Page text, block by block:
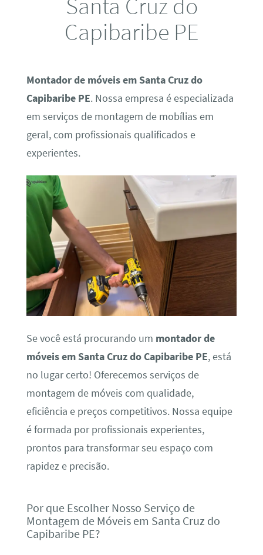
Capibaribe PE
Montador de móveis em Santa Cruz do
Capibaribe PE. Nossa empresa é especializada
em serviços de montagem de mobílias em
geral, com profissionais qualificados e
experientes.
Se você está procurando um montador de
móveis em Santa Cruz do Capibaribe PE, está
no lugar certo! Oferecemos serviços de
montagem de móveis com qualidade,
eficiência e preços competitivos. Nossa equipe
é formada por profissionais experientes,
prontos para transformar seu espaço com
rapidez e precisão.
Por que Escolher Nosso Serviço de
Montagem de Móveis em Santa Cruz do
Capibaribe PE?